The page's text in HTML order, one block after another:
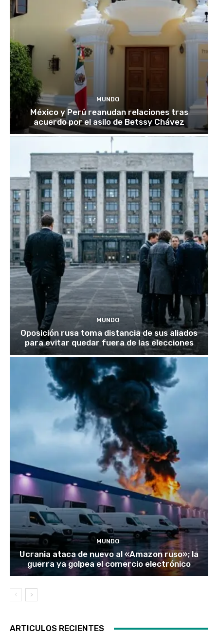
MUNDO
México y Perú reanudan relaciones tras
acuerdo por el asilo de Betssy Chávez
MUNDO
Oposición rusa toma distancia de sus aliados
para evitar quedar fuera de las elecciones
MUNDO
Ucrania ataca de nuevo al «Amazon ruso»; la
guerra ya golpea el comercio electrónico
ARTICULOS RECIENTES